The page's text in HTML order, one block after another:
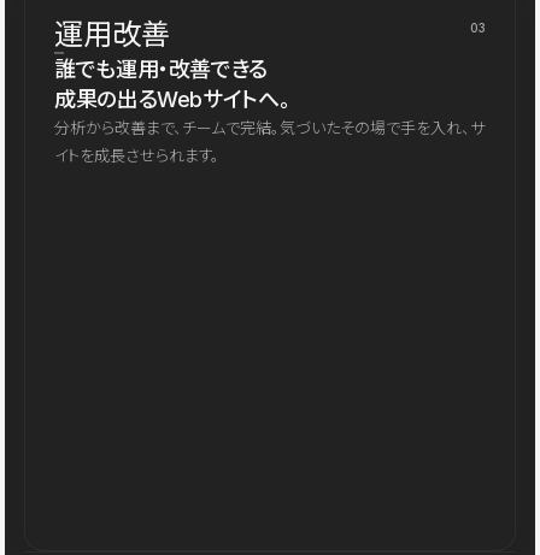
運用改善 03
誰でも運用・改善できる
成果の出るWebサイトへ。
分析から改善まで、チームで完結。気づいたその場で手を入れ、サ
イトを成長させられます。